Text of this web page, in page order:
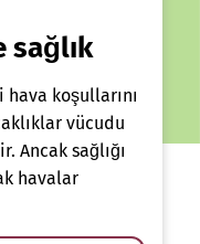
koşullarını
vücudu
Ancak sağlığı
havalar